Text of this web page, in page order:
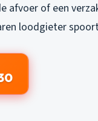
afvoer of een
loodgieter